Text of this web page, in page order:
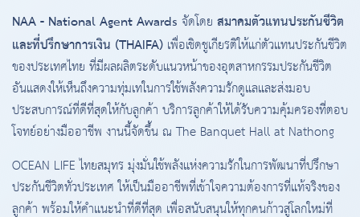
NAA - National Agent Awards จัดโดย สมาคมตัวแทนประกันชีวิต
และที่ปรึกษาการเงิน (THAIFA) เพื่อเชิดชูเกียรติให้แก่ตัวแทนประกันชีวิต
ของประเทศไทย ที่มีผลผลิตระดับแนวหน้าของอุตสาหกรรมประกันชีวิต
อันแสดงให้เห็นถึงความทุ่มเทในการใช้พลังความรักดูแลและส่งมอบ
ประสบการณ์ที่ดีที่สุดให้กับลูกค้า บริการลูกค้าให้ได้รับความคุ้มครองที่ตอบ
โจทย์อย่างมืออาชีพ งานนี้จัดขึ้น ณ The Banquet Hall at Nathong
OCEAN LIFE ไทยสมุทร มุ่งมั่นใช้พลังแห่งความรักในการพัฒนาที่ปรึกษา
ประกันชีวิตทั่วประเทศ ให้เป็นมืออาชีพที่เข้าใจความต้องการที่แท้จริงของ
ลูกค้า พร้อมให้คำแนะนำที่ดีที่สุด เพื่อสนับสนุนให้ทุกคนก้าวสู่โลกใหม่ที่